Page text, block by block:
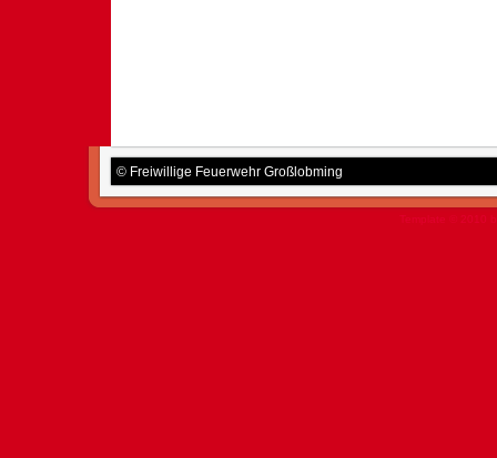
© Freiwillige Feuerwehr Großlobming